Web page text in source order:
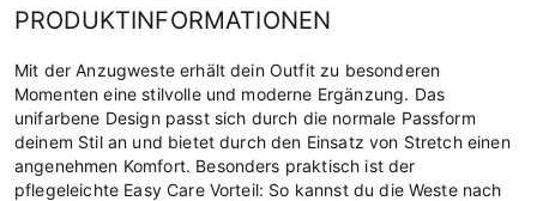
PRODUKTINFORMATIONEN
Mit der Anzugweste erhält dein Outfit zu besonderen
Momenten eine stilvolle und moderne Ergänzung. Das
unifarbene Design passt sich durch die normale Passform
deinem Stil an und bietet durch den Einsatz von Stretch einen
angenehmen Komfort. Besonders praktisch ist der
pflegeleichte Easy Care Vorteil: So kannst du die Weste nach